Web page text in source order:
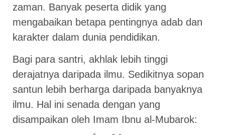
zaman. Banyak peserta didik yang
mengabaikan betapa pentingnya adab dan
karakter dalam dunia pendidikan.
Bagi para santri, akhlak lebih tinggi
derajatnya daripada ilmu. Sedikitnya sopan
santun lebih berharga daripada banyaknya
ilmu. Hal ini senada dengan yang
disampaikan oleh Imam Ibnu al-Mubarok: